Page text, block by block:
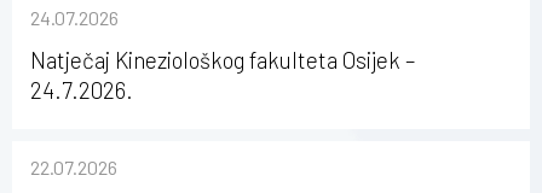
24.07.2026
Natječaj Kineziološkog fakulteta Osijek –
24.7.2026.
22.07.2026